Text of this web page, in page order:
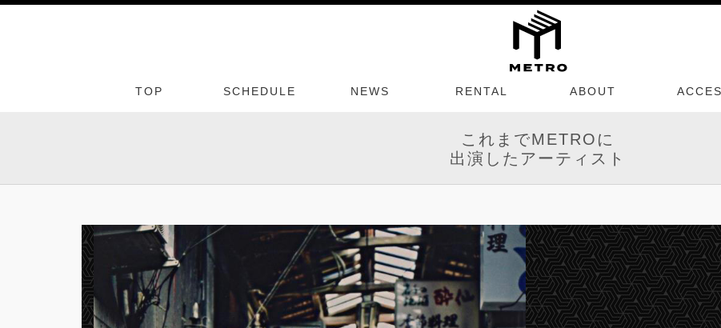
TOP SCHEDULE NEWS RENTAL ABOUT
これまでMETROに
出演したアーティスト